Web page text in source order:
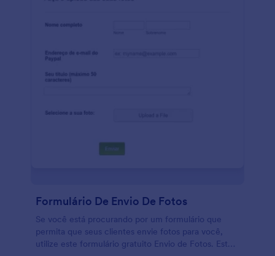
Formulário De Envio De Fotos
Se você está procurando por um formulário que
permita que seus clientes envie fotos para você,
utilize este formulário gratuito Envio de Fotos. Este